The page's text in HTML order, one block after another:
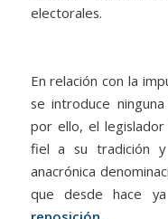
electorales.
En relación con la
se introduce
por ello, el legislador
fiel a su tradición
anacrónica
que desde hace